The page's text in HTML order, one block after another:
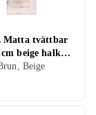
Matta tvättbar
cm beige halkfri
Beige